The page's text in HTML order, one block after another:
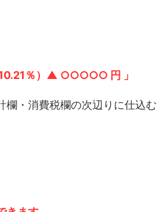
10.21％）▲ ○○○○○ 円 」
欄・消費税欄の次辺りに仕込む